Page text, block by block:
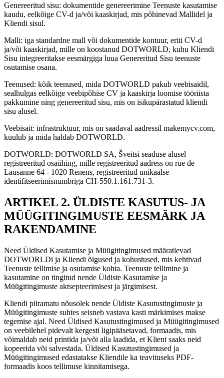
Genereeritud sisu: dokumentide genereerimine Teenuste kasutamise
kaudu, eelkõige CV-d ja/või kaaskirjad, mis põhinevad Mallidel ja
Kliendi sisul.
Malli: iga standardne mall või dokumentide kontuur, eriti CV-d
ja/või kaaskirjad, mille on koostanud DOTWORLD, kuhu Kliendi
Sisu integreeritakse eesmärgiga luua Genereritud Sisu teenuste
osutamise osana.
Teenused: kõik teenused, mida DOTWORLD pakub veebisaidil,
sealhulgas eelkõige veebipõhise CV ja kaaskirja loomise tööriista
pakkumine ning genereeritud sisu, mis on isikupärastatud kliendi
sisu alusel.
Veebisait: infrastruktuur, mis on saadaval aadressil makemycv.com,
kuulub ja mida haldab DOTWORLD.
DOTWORLD: DOTWORLD SA, Šveitsi seaduse alusel
registreeritud osaühing, mille registreeritud aadress on rue de
Lausanne 64 - 1020 Renens, registreeritud unikaalse
identifitseerimisnumbriga CH-550.1.161.731-3.
ARTIKEL 2. ÜLDISTE KASUTUS- JA
MÜÜGITINGIMUSTE EESMÄRK JA
RAKENDAMINE
Need Üldised Kasutamise ja Müügitingimused määratlevad
DOTWORLDi ja Kliendi õigused ja kohustused, mis kehtivad
Teenuste tellimise ja osutamise kohta. Teenuste tellimine ja
kasutamine on tingitud nende Üldiste Kasutamise ja
Müügitingimuste aktsepteerimisest ja järgimisest.
Kliendi piiramatu nõusolek nende Üldiste Kasutustingimuste ja
Müügitingimuste suhtes seisneb vastava kasti märkimises makse
tegemise ajal. Need Üldised Kasutustingimused ja Müügitingimused
on veebilehel pidevalt kergesti ligipääsetavad, formaadis, mis
võimaldab neid printida ja/või alla laadida, et Klient saaks neid
kopeerida või salvestada. Üldised Kasutustingimused ja
Müügitingimused edastatakse Kliendile ka teavituseks PDF-
formaadis koos tellimuse kinnitamisega.